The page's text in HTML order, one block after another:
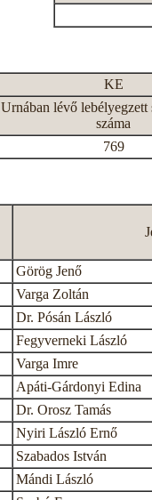
KE
Urnában lévő lebélyegzett
száma
769
Görög Jenő
Varga Zoltán
Dr. Pósán László
Fegyverneki László
Varga Imre
Apáti-Gárdonyi Edina
Dr. Orosz Tamás
Nyiri László Ernő
Szabados István
Mándi László